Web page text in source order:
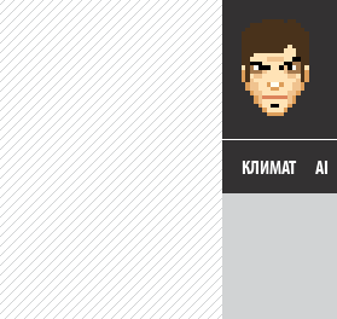
КЛИМАТ AI